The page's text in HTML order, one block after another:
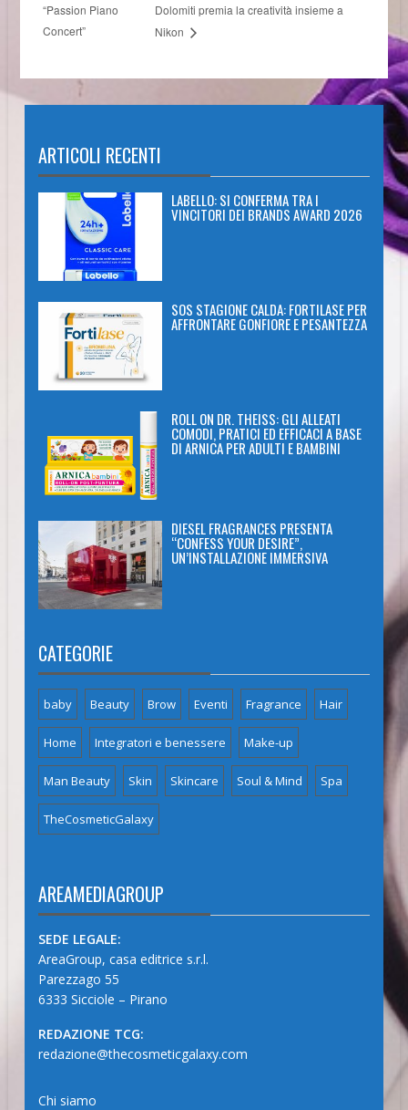
“Passion Piano
Concert”
Dolomiti premia la creatività insieme a
Nikon
ARTICOLI RECENTI
LABELLO: SI CONFERMA TRA I
VINCITORI DEI BRANDS AWARD 2026
SOS STAGIONE CALDA: FORTILASE PER
AFFRONTARE GONFIORE E PESANTEZZA
ROLL ON DR. THEISS: GLI ALLEATI
COMODI, PRATICI ED EFFICACI A BASE
DI ARNICA PER ADULTI E BAMBINI
DIESEL FRAGRANCES PRESENTA
“CONFESS YOUR DESIRE”,
UN’INSTALLAZIONE IMMERSIVA
CATEGORIE
baby Beauty Brow Eventi Fragrance Hair
Home Integratori e benessere Make-up
Man Beauty Skin Skincare Soul & Mind Spa
TheCosmeticGalaxy
AREAMEDIAGROUP
SEDE LEGALE:
AreaGroup, casa editrice s.r.l.
Parezzago 55
6333 Sicciole – Pirano
REDAZIONE TCG:
redazione@thecosmeticgalaxy.com
Chi siamo